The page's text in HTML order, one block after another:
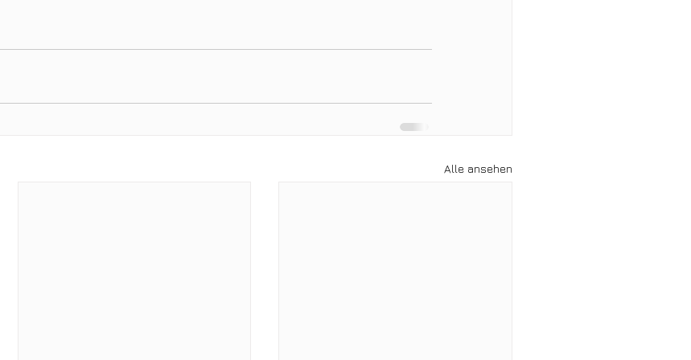
Alle ansehen